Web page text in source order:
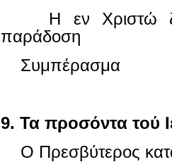
Η εν Χριστώ ζωή,
παράδοση
Συμπέρασμα
9. Τα προσόντα τού
Ο Πρεσβύτερος κατά